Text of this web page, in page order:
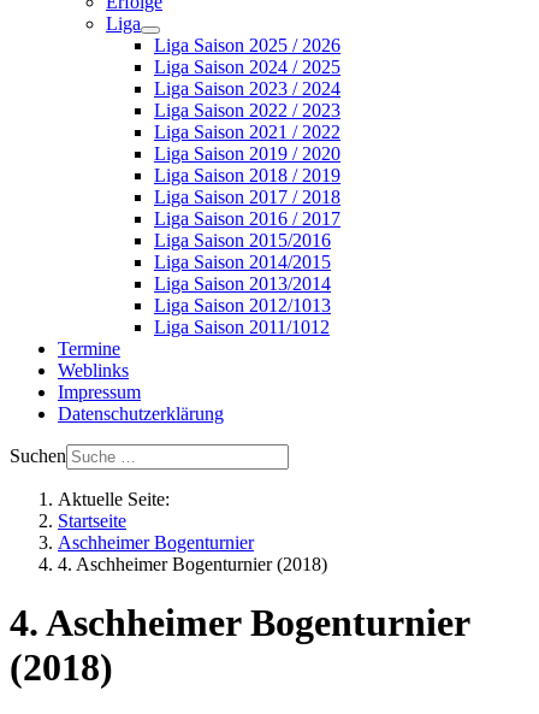
Liga
Liga Saison 2025 / 2026
Liga Saison 2024 / 2025
Liga Saison 2023 / 2024
Liga Saison 2022 / 2023
Liga Saison 2021 / 2022
Liga Saison 2019 / 2020
Liga Saison 2018 / 2019
Liga Saison 2017 / 2018
Liga Saison 2016 / 2017
Liga Saison 2015/2016
Liga Saison 2014/2015
Liga Saison 2013/2014
Liga Saison 2012/1013
Liga Saison 2011/1012
Termine
Weblinks
Impressum
Datenschutzerklärung
Suchen
Aktuelle Seite:
Startseite
Aschheimer Bogenturnier
4. Aschheimer Bogenturnier (2018)
4. Aschheimer Bogenturnier
(2018)